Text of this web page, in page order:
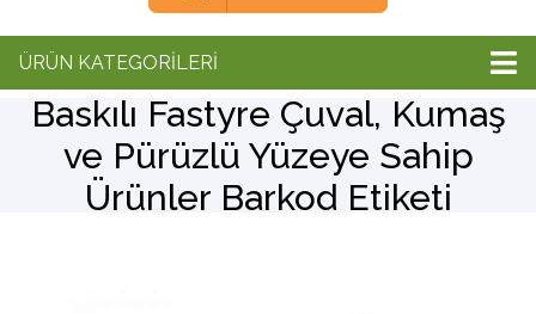
Ribon
Barkod Yazıcı
Barkod Okuyucu
ÜRÜN KATEGORİLERİ
Baskılı Fastyre Çuval, Kumaş
ve Pürüzlü Yüzeye Sahip
Ürünler Barkod Etiketi